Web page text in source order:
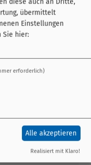
diese auch an Dritte,
übermittelt
Einstellungen
Sie hier:
erforderlich)
Alle akzeptieren
Realisiert mit Klaro!